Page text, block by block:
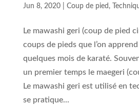
Jun 8, 2020| Coup de pied ,
Le mawashi geri (coup de pied
coups de pieds que l’on
quelques mois de karaté.
un premier temps le maegeri
Le mawashi geri est utilisé en
se pratique...